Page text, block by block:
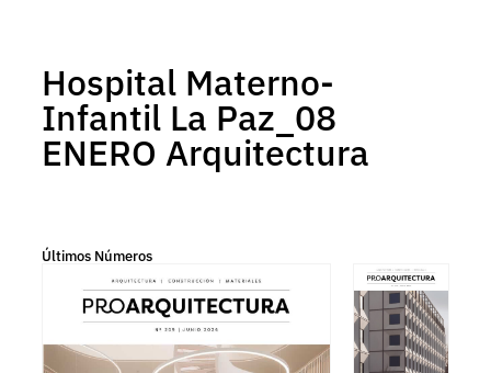
Hospital Materno-
Infantil La Paz_08
ENERO Arquitectura
Últimos Números